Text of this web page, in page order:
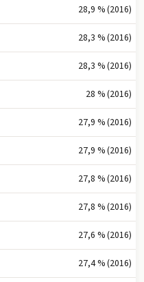
28,9 % (2016)
28,3 % (2016)
28,3 % (2016)
28 % (2016)
27,9 % (2016)
27,9 % (2016)
27,8 % (2016)
27,8 % (2016)
27,6 % (2016)
27,4 % (2016)